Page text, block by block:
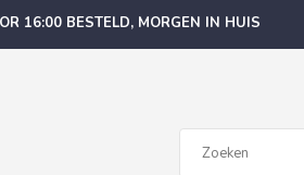
16:00 BESTELD, MORGEN IN HUIS